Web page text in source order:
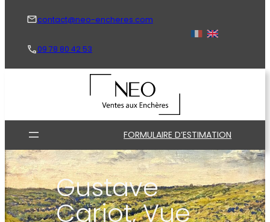
contact@neo-encheres.com
09 78 80 42 53
FORMULAIRE D’ESTIMATION
Gustave
Cariot, Vue